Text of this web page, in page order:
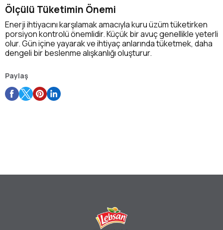
Paylaş
Ölçülü Tüketimin Önemi
Enerji ihtiyacını karşılamak amacıyla kuru üzüm tüketirken
porsiyon kontrolü önemlidir. Küçük bir avuç genellikle yeterli
olur. Gün içine yayarak ve ihtiyaç anlarında tüketmek, daha
dengeli bir beslenme alışkanlığı oluşturur.